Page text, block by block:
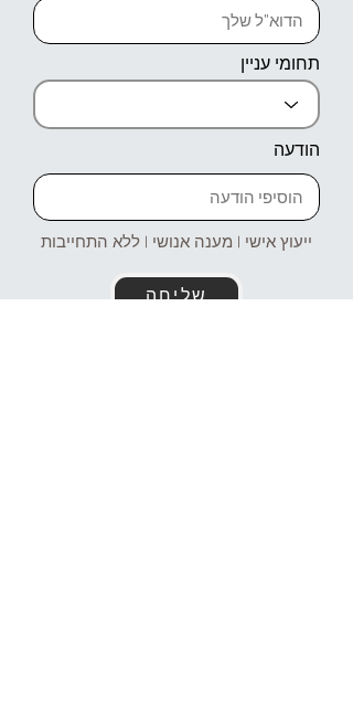
תחומי עניין
הודעה
ייעוץ אישי | מענה אנושי | ללא התחייבות
שליחה